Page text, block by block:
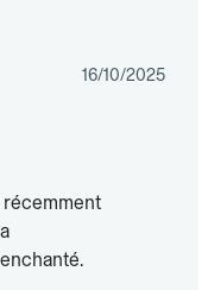
16/10/2025